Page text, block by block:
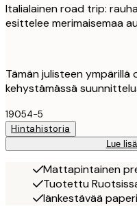
Italialainen road trip:
esittelee merimaisemaa
Tämän julisteen ympärillä
kehystämässä
19054-5
Hintahistoria
Lue
Mattapintainen
Tuotettu
Iänkestävää